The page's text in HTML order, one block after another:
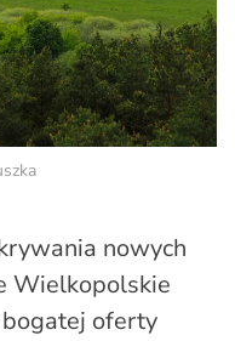
nowych
Wielkopolskie
bogatej oferty